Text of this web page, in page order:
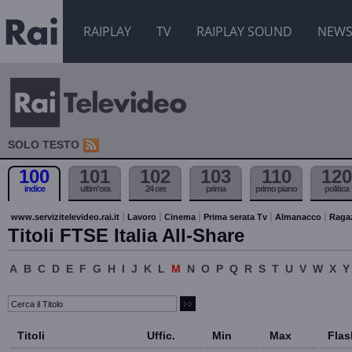
RAIPLAY TV RAIPLAY SOUND NEWS
SOLO TESTO
100
indice
101
ultim'ora
102
24 ore
103
prima
110
primo piano
120
politica
www.servizitelevideo.rai.it Lavoro Cinema Prima serata Tv Almanacco
Titoli FTSE Italia All-Share
A B C D E F G H I J K L M N O P Q R S T U V W X Y
Titoli Uffic. Min Max